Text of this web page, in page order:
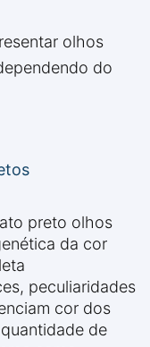
olhos
do
preto olhos
da cor
peculiaridades
cor dos
de